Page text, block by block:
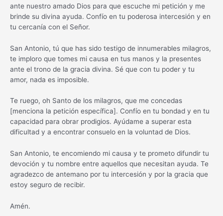
ante nuestro amado Dios para que escuche mi petición y me
brinde su divina ayuda. Confío en tu poderosa intercesión y en
tu cercanía con el Señor.
San Antonio, tú que has sido testigo de innumerables milagros,
te imploro que tomes mi causa en tus manos y la presentes
ante el trono de la gracia divina. Sé que con tu poder y tu
amor, nada es imposible.
Te ruego, oh Santo de los milagros, que me concedas
[menciona la petición específica]. Confío en tu bondad y en tu
capacidad para obrar prodigios. Ayúdame a superar esta
dificultad y a encontrar consuelo en la voluntad de Dios.
San Antonio, te encomiendo mi causa y te prometo difundir tu
devoción y tu nombre entre aquellos que necesitan ayuda. Te
agradezco de antemano por tu intercesión y por la gracia que
estoy seguro de recibir.
Amén.